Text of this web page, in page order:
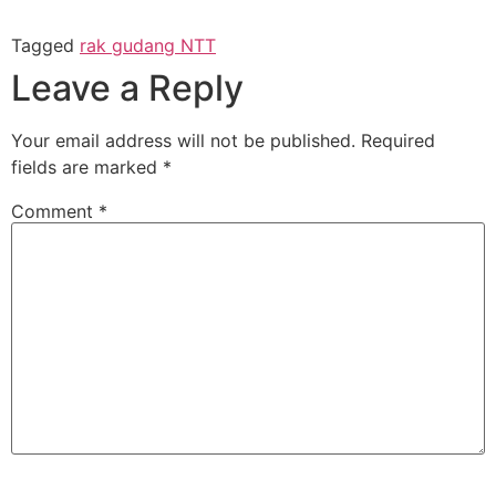
Tagged rak gudang NTT
Leave a Reply
Your email address will not be published. Required
fields are marked *
Comment *